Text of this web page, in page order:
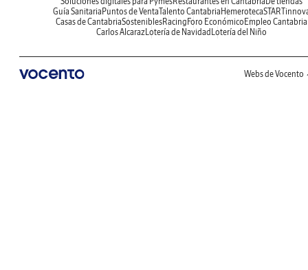
Guía Sanitaria Puntos de VentaTalento Cantabria Hemeroteca
Casas de CantabriaSosteniblesRacing Foro Económico Empleo Cantabria
Carlos AlcarazLotería de Navidad Lotería del Niño
Webs de Vocento